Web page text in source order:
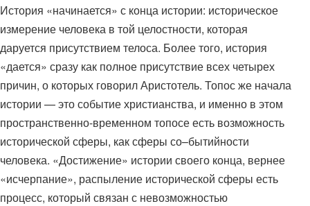
История «начинается» с конца истории: историческое
измерение человека в той целостности, которая
даруется присутствием телоса. Более того, история
«дается» сразу как полное присутствие всех четырех
причин, о которых говорил Аристотель. Топос же начала
истории — это событие христианства, и именно в этом
пространственно-временном топосе есть возможность
исторической сферы, как сферы со–бытийности
человека. «Достижение» истории своего конца, вернее
«исчерпание», распыление исторической сферы есть
процесс, который связан с невозможностью